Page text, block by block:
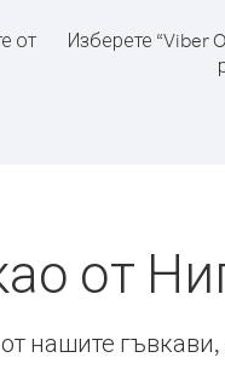
от
Изберете “Viber
от
нашите